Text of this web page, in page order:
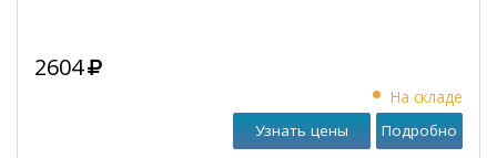
2604
На складе
Узнать цены Подробно